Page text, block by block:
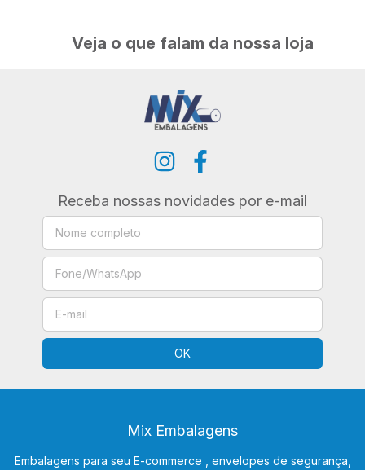
Veja o que falam da nossa loja
Receba nossas novidades por e-mail
Mix Embalagens
Embalagens para seu E-commerce , envelopes de segurança,